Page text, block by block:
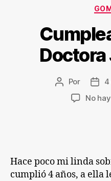
Autor
Por
de
4
No
Hace poco mi linda
cumplió 4 años, a ella